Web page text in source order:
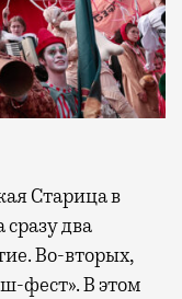
два
Во-вторых,
фест». В этом